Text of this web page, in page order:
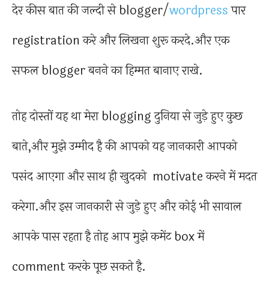
देर कीस बात की जल्दी से blogger/wordpressपार
registration करे और लिखना शुरू करदे.और एक
सफल blogger बनने का हिम्मत बानाए राखे.
तोह दोस्तों यह था मेरा blogging दुनिया से जुड़े हुए कुछ
बाते,और मुझे उम्मीद है की आपको यह जानकारी आपको
पसंद आएगा और साथ ही खुदको motivate करने में मदत
करेगा.और इस जानकारी से जुड़े हुए और कोई भी सावाल
आपके पास रहता है तोह आप मुझे कमेंट box में
comment करके पूछ सकते है.